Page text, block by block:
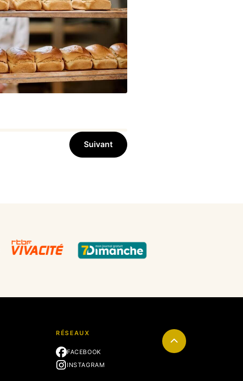
Suivant
RÉSEAUX
FACEBOOK
INSTAGRAM